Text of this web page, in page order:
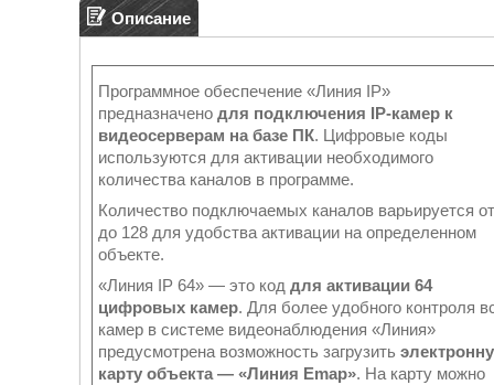
Описание
Программное обеспечение «Линия IP»
предназначено для подключения IP-камер к
видеосерверам на базе ПК. Цифровые коды
используются для активации необходимого
количества каналов в программе.
Количество подключаемых каналов варьируется
до 128 для удобства активации на определенном
объекте.
«Линия IP 64» — это код для активации 64
цифровых камер. Для более удобного контроля
камер в системе видеонаблюдения «Линия»
предусмотрена возможность загрузить
карту объекта — «Линия Emap». На карту можно